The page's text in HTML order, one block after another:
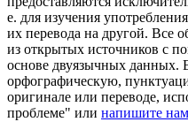
е. для изучения
их перевода на другой. Все
из открытых источников с
основе двуязычных данных.
орфографическую,
оригинале или переводе,
проблеме" или напишите нам